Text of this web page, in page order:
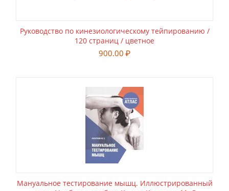
Руководство по кинезиологическому тейпированию /
120 страниц / цветное
900.00 ₽
Мануальное тестирование мышц. Иллюстрированный